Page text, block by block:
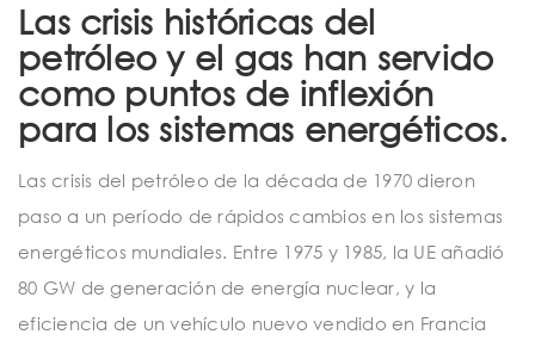
Las crisis históricas del
petróleo y el gas han servido
como puntos de inflexión
para los sistemas energéticos.
Las crisis del petróleo de la década de 1970 dieron
paso a un período de rápidos cambios en los sistemas
energéticos mundiales. Entre 1975 y 1985, la UE añadió
80 GW de generación de energía nuclear, y la
eficiencia de un vehículo nuevo vendido en Francia